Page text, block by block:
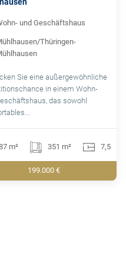
und Geschäftshaus
Thüringen-
Sie eine außergewöhnliche
in einem Wohn-
das sowohl
m² 351 m² 7,5
199.000 €